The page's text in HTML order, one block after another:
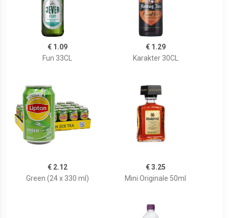
€ 1.09
Fun 33CL
€ 1.29
Karakter 30CL
€ 2.12
Green (24 x 330 ml)
€ 3.25
Mini Originale 50ml